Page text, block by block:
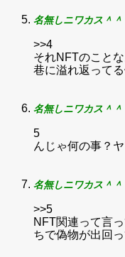
名無しニワカス＾＾
>>4
それNFTのことな
巷に溢れ返って
名無しニワカス＾＾
5
んじゃ何の事？
名無しニワカス＾＾
>>5
NFT関連って言
ちで偽物が出回